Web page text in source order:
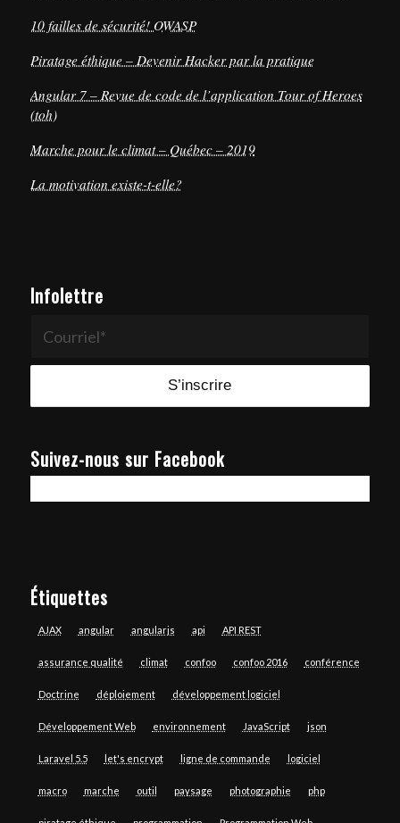
10 failles de sécurité! OWASP
Piratage éthique – Devenir Hacker par la pratique
Angular 7 – Revue de code de l’application Tour of Heroes
(toh)
Marche pour le climat – Québec – 2019
La motivation existe-t-elle?
Infolettre
Suivez-nous sur Facebook
Étiquettes
AJAX angular angularjs api API REST
assurance qualité climat confoo confoo 2016 conférence
Doctrine déploiement développement logiciel
Développement Web environnement JavaScript json
Laravel 5.5 let's encrypt ligne de commande logiciel
macro marche outil paysage photographie php